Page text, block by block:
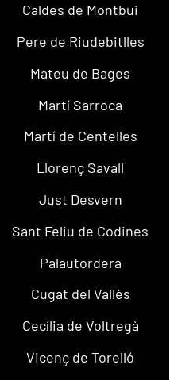
Caldes de Montbui
Pere de Riudebitlles
Mateu de Bages
Martí Sarroca
Martí de Centelles
Llorenç Savall
Just Desvern
Sant Feliu de Codines
Palautordera
Cugat del Vallès
Cecília de Voltregà
Vicenç de Torelló